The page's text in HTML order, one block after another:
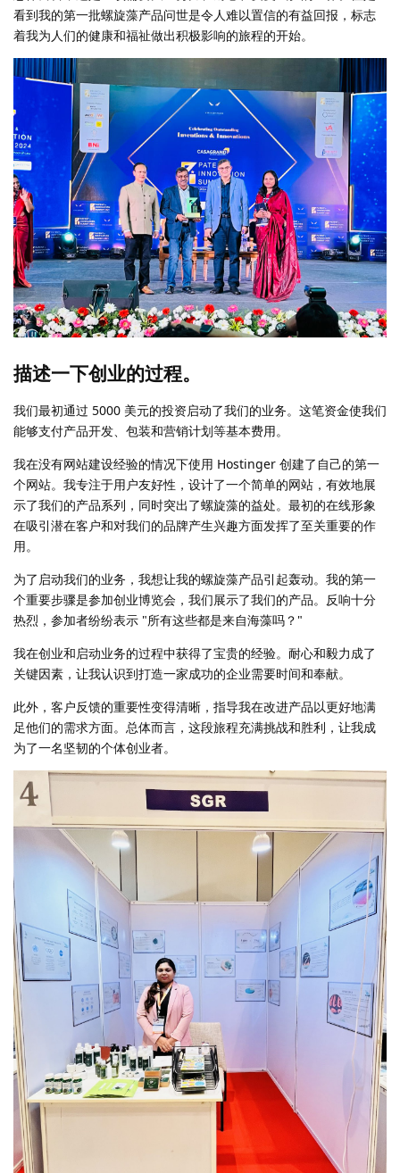
看到我的第一批螺旋藻产品问世是令人难以置信的有益回报，标志
着我为人们的健康和福祉做出积极影响的旅程的开始。
描述一下创业的过程。
我们最初通过 5000 美元的投资启动了我们的业务。这笔资金使我们
能够支付产品开发、包装和营销计划等基本费用。
我在没有网站建设经验的情况下使用 Hostinger 创建了自己的第一
个网站。我专注于用户友好性，设计了一个简单的网站，有效地展
示了我们的产品系列，同时突出了螺旋藻的益处。最初的在线形象
在吸引潜在客户和对我们的品牌产生兴趣方面发挥了至关重要的作
用。
为了启动我们的业务，我想让我的螺旋藻产品引起轰动。我的第一
个重要步骤是参加创业博览会，我们展示了我们的产品。反响十分
热烈，参加者纷纷表示 "所有这些都是来自海藻吗？"
我在创业和启动业务的过程中获得了宝贵的经验。耐心和毅力成了
关键因素，让我认识到打造一家成功的企业需要时间和奉献。
此外，客户反馈的重要性变得清晰，指导我在改进产品以更好地满
足他们的需求方面。总体而言，这段旅程充满挑战和胜利，让我成
为了一名坚韧的个体创业者。